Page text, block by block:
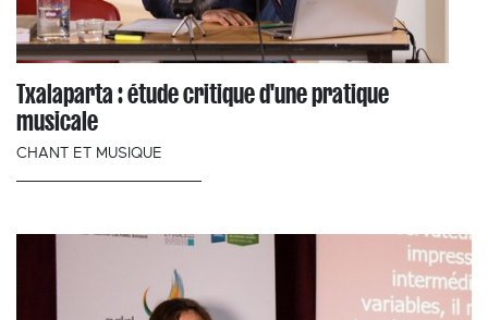
Txalaparta : étude critique d'une pratique
musicale
CHANT ET MUSIQUE